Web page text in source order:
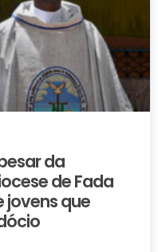
da
de Fada
jovens que